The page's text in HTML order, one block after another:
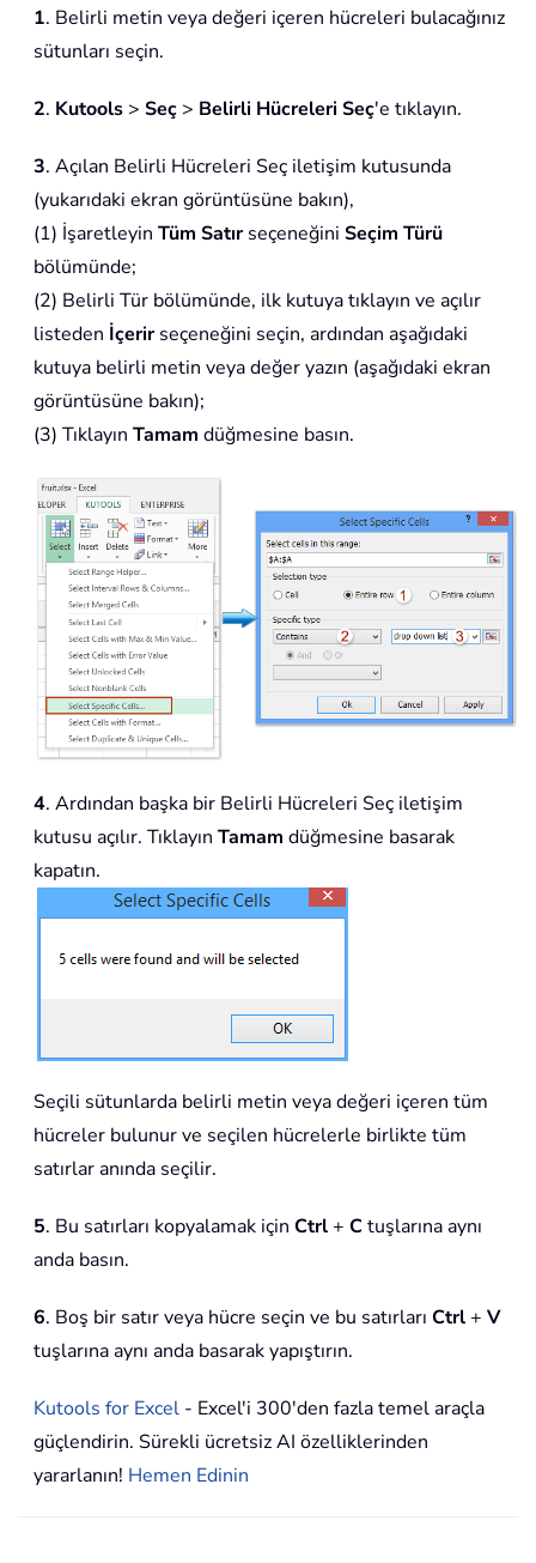
1. Belirli metin veya değeri içeren hücreleri bulacağınız
sütunları seçin.
2. Kutools > Seç > Belirli Hücreleri Seç'e tıklayın.
3. Açılan Belirli Hücreleri Seç iletişim kutusunda
(yukarıdaki ekran görüntüsüne bakın),
(1) İşaretleyin Tüm Satırseçeneğini Seçim Türü
bölümünde;
(2) Belirli Tür bölümünde, ilk kutuya tıklayın ve açılır
listeden İçerirseçeneğini seçin, ardından aşağıdaki
kutuya belirli metin veya değer yazın (aşağıdaki ekran
görüntüsüne bakın);
(3) Tıklayın Tamam düğmesine basın.
4. Ardından başka bir Belirli Hücreleri Seç iletişim
kutusu açılır. Tıklayın Tamam düğmesine basarak
kapatın.
Seçili sütunlarda belirli metin veya değeri içeren tüm
hücreler bulunur ve seçilen hücrelerle birlikte tüm
satırlar anında seçilir.
5. Bu satırları kopyalamak için Ctrl+ Ctuşlarına aynı
anda basın.
6. Boş bir satır veya hücre seçin ve bu satırları Ctrl+ V
tuşlarına aynı anda basarak yapıştırın.
Kutools for Excel - Excel'i 300'den fazla temel araçla
güçlendirin. Sürekli ücretsiz AI özelliklerinden
yararlanın! Hemen Edinin